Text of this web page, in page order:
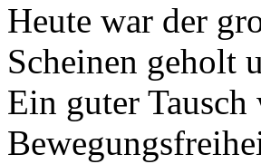
Heute war der
Scheinen geholt
Ein guter